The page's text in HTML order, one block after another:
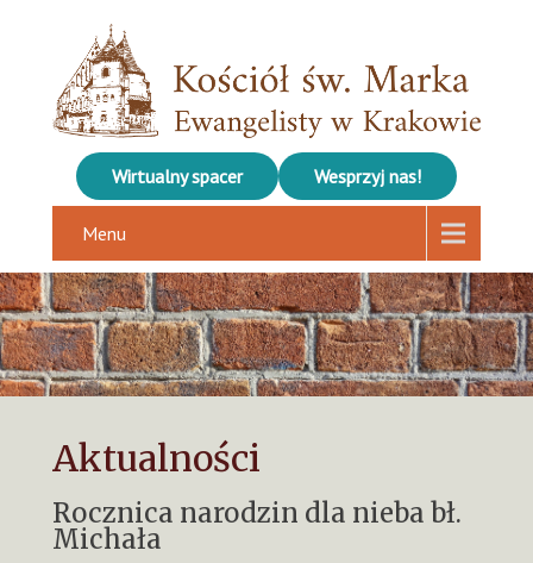
Wirtualny spacer Wesprzyj nas!
Menu
Aktualności
Rocznica narodzin dla nieba bł.
Michała